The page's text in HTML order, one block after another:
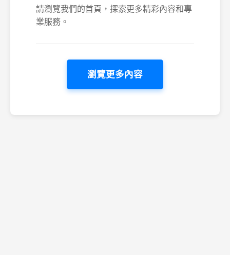
請瀏覽我們的首頁，探索更多精彩內容和專
業服務。
瀏覽更多內容